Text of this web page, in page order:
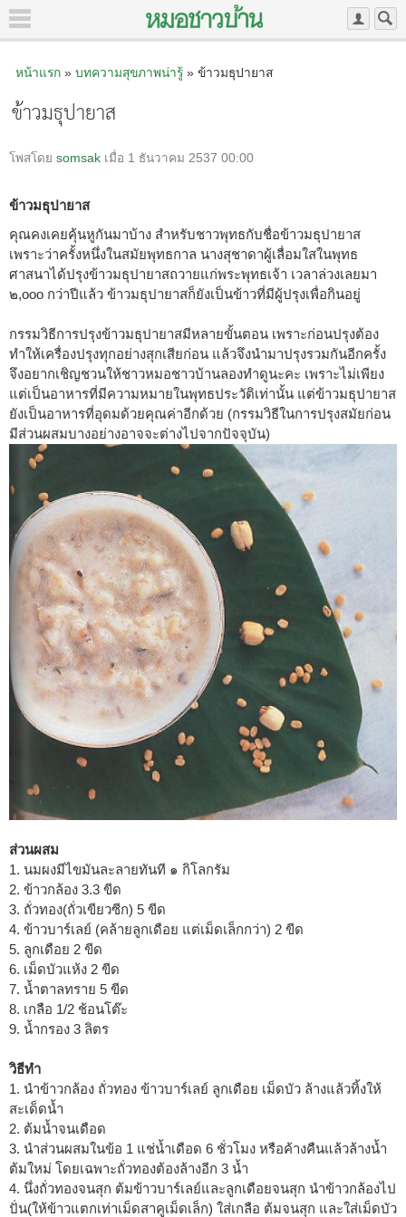
หน้าแรก» บทความสุขภาพน่ารู้» ข้าวมธุปายาส
ข้าวมธุปายาส
โพสโดย somsak เมื่อ 1 ธันวาคม 2537 00:00
ข้าวมธุปายาส
คุณคงเคยคุ้นหูกันมาบ้าง สำหรับชาวพุทธกับชื่อข้าวมธุปายาส
เพราะว่าครั้งหนึ่งในสมัยพุทธกาล นางสุชาดาผู้เลื่อมใสในพุทธ
ศาสนาได้ปรุงข้าวมธุปายาสถวายแก่พระพุทธเจ้า เวลาล่วงเลยมา
๒,ooo กว่าปีแล้ว ข้าวมธุปายาสก็ยังเป็นข้าวที่มีผู้ปรุงเพื่อกินอยู่
กรรมวิธีการปรุงข้าวมธุปายาสมีหลายขั้นตอน เพราะก่อนปรุงต้อง
ทำให้เครื่องปรุงทุกอย่างสุกเสียก่อน แล้วจึงนำมาปรุงรวมกันอีกครั้ง
จึงอยากเชิญชวนให้ชาวหมอชาวบ้านลองทำดูนะคะ เพราะไม่เพียง
แต่เป็นอาหารที่มีความหมายในพุทธประวัติเท่านั้น แต่ข้าวมธุปายาส
ยังเป็นอาหารที่อุดมด้วยคุณค่าอีกด้วย (กรรมวิธีในการปรุงสมัยก่อน
มีส่วนผสมบางอย่างอาจจะต่างไปจากปัจจุบัน)
ส่วนผสม
1. นมผงมีไขมันละลายทันที ๑ กิโลกรัม
2. ข้าวกล้อง 3.3 ขีด
3. ถั่วทอง(ถั่วเขียวซีก) 5 ขีด
4. ข้าวบาร์เลย์ (คล้ายลูกเดือย แต่เม็ดเล็กกว่า) 2 ขีด
5. ลูกเดือย 2 ขีด
6. เม็ดบัวแห้ง 2 ขีด
7. น้ำตาลทราย 5 ขีด
8. เกลือ 1/2 ช้อนโต๊ะ
9. น้ำกรอง 3 ลิตร
วิธีทำ
1. นำข้าวกล้อง ถั่วทอง ข้าวบาร์เลย์ ลูกเดือย เม็ดบัว ล้างแล้วทิ้งให้
สะเด็ดน้ำ
2. ต้มน้ำจนเดือด
3. นำส่วนผสมในข้อ 1 แช่น้ำเดือด 6 ชั่วโมง หรือค้างคืนแล้วล้างน้ำ
ต้มใหม่ โดยเฉพาะถั่วทองต้องล้างอีก 3 น้ำ
4. นึ่งถั่วทองจนสุก ต้มข้าวบาร์เลย์และลูกเดือยจนสุก นำข้าวกล้องไป
ปั่น(ให้ข้าวแตกเท่าเม็ดสาคูเม็ดเล็ก) ใส่เกลือ ต้มจนสุก และใส่เม็ดบัว